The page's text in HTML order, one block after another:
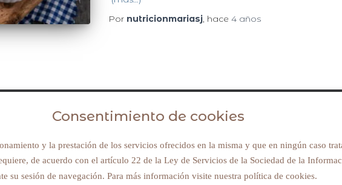
Por nutricionmariasj, hace 4 años
Avisos legales y política de privacidad
Consentimiento de cookies
y la prestación de los servicios ofrecidos en la misma y que en ningún caso
de acuerdo con el artículo 22 de la Ley de Servicios de la Sociedad de la
su sesión de navegación. Para más información visite nuestra política de cookies.